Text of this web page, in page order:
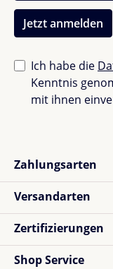
Jetzt anmelden
Ich habe die
Kenntnis
mit ihnen
Zahlungsarten
Versandarten
Zertifizierungen
Shop Service